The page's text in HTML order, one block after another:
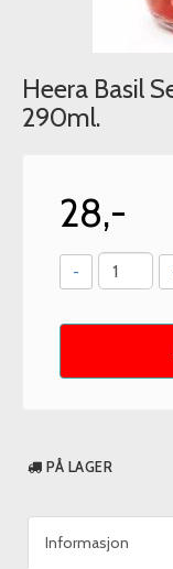
Heera Basil
290ml.
28,-
-
PÅ LAGER
Informasjon